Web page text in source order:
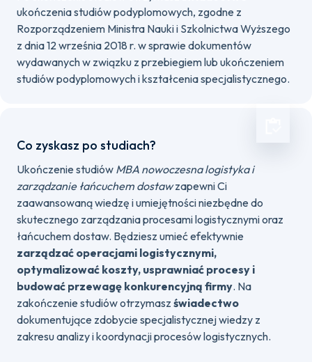
ukończenia studiów podyplomowych, zgodne z
Rozporządzeniem Ministra Nauki i Szkolnictwa Wyższego
z dnia 12 września 2018 r. w sprawie dokumentów
wydawanych w związku z przebiegiem lub ukończeniem
studiów podyplomowych i kształcenia specjalistycznego.
Co zyskasz po studiach?
Ukończenie studiów MBA nowoczesna logistyka i
zarządzanie łańcuchem dostawzapewni Ci
zaawansowaną wiedzę i umiejętności niezbędne do
skutecznego zarządzania procesami logistycznymi oraz
łańcuchem dostaw. Będziesz umieć efektywnie
zarządzać operacjami logistycznymi,
optymalizować koszty, usprawniać procesy i
budować przewagę konkurencyjną firmy. Na
zakończenie studiów otrzymasz świadectwo
dokumentujące zdobycie specjalistycznej wiedzy z
zakresu analizy i koordynacji procesów logistycznych.